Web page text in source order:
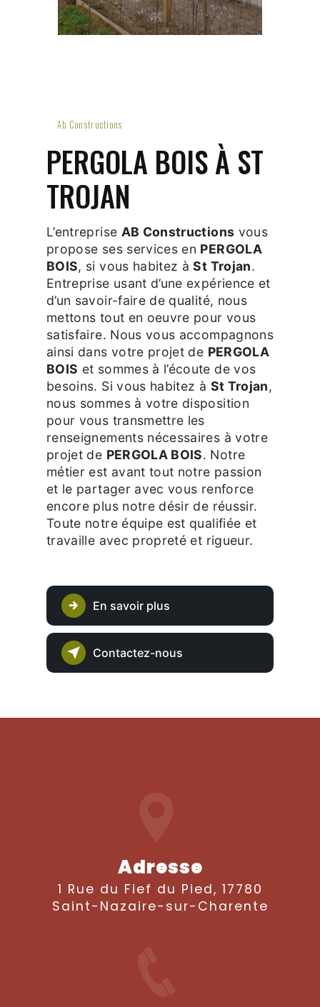
Ab Constructions
PERGOLA BOIS À ST
TROJAN
L’entreprise AB Constructions vous
propose ses services en PERGOLA
BOIS, si vous habitez àSt Trojan.
Entreprise usant d’une expérience et
d’un savoir-faire de qualité, nous
mettons tout en oeuvre pour vous
satisfaire. Nous vous accompagnons
ainsi dans votre projet de PERGOLA
BOIS et sommes à l’écoute de vos
besoins. Si vous habitez à St Trojan,
nous sommes à votre disposition
pour vous transmettre les
renseignements nécessaires à votre
projet de PERGOLA BOIS. Notre
métier est avant tout notre passion
et le partager avec vous renforce
encore plus notre désir de réussir.
Toute notre équipe est qualifiée et
travaille avec propreté et rigueur.
En savoir plus
Contactez-nous
Adresse
1 Rue du Fief du Pied, 17780
Saint-Nazaire-sur-Charente